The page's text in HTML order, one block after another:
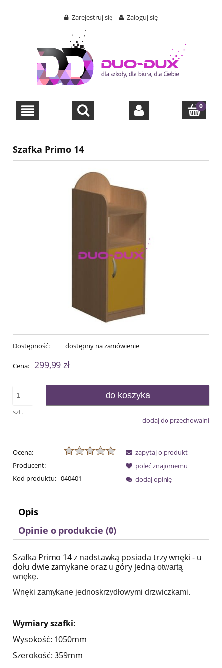
Zarejestruj się Zaloguj się
Szafka Primo 14
Dostępność: dostępny na zamówienie
Cena: 299,99 zł
szt.
do koszyka
dodaj do przechowalni
Ocena:
Producent: -
Kod produktu: 040401
zapytaj o produkt
poleć znajomemu
dodaj opinię
Opis
Opinie o produkcie (0)
Szafka Primo 14 z nadstawką posiada trzy wnęki - u
dołu dwie zamykane oraz u góry jedną otwartą
wnękę.
Wnęki zamykane jednoskrzydłowymi drzwiczkami.
Wymiary szafki:
Wysokość: 1050mm
Szerokość: 359mm